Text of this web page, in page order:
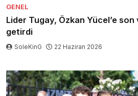
GENEL
Lider Tugay, Özkan Yücel’e
getirdi
SoleKinG 22 Haziran 2026